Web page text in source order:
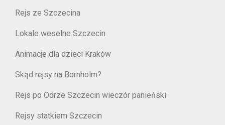
Rejs ze Szczecina
Lokale weselne Szczecin
Animacje dla dzieci Kraków
Skąd rejsy na Bornholm?
Rejs po Odrze Szczecin wieczór panieński
Rejsy statkiem Szczecin